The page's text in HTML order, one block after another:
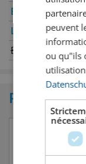
Berne
Lucerne
Bâle
Produits
peuvent
ou qu"ils